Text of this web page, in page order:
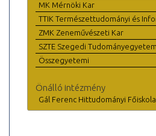
MK Mérnöki Kar
TTIK Természettudományi és
ZMK Zeneművészeti Kar
SZTE Szegedi Tudományegyetem
Összegyetemi
Önálló intézmény
Gál Ferenc Hittudományi Főiskola